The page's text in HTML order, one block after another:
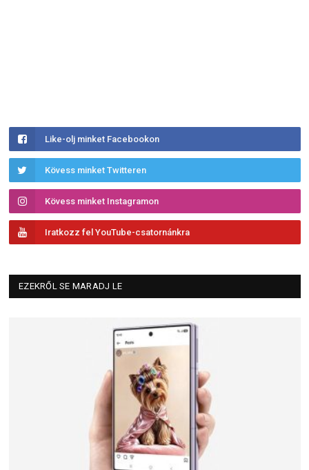
Like-olj minket Facebookon
Kövess minket Twitteren
Kövess minket Instagramon
Iratkozz fel YouTube-csatornánkra
EZEKRŐL SE MARADJ LE